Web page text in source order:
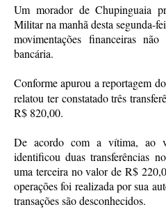
Um morador de Chupinguaia
Militar na manhã desta segunda-
movimentações financeiras
bancária.
Conforme apurou a reportagem
relatou ter constatado três
R$ 820,00.
De acordo com a vítima, ao
identificou duas transferências
uma terceira no valor de R$
operações foi realizada por sua
transações são desconhecidos.